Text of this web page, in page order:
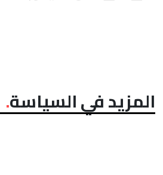
المزيد في السياسة